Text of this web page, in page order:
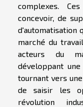
complexes.
concevoir, de
d'automatisation
marché du
acteurs du
développant
tournant vers
de saisir les
révolution